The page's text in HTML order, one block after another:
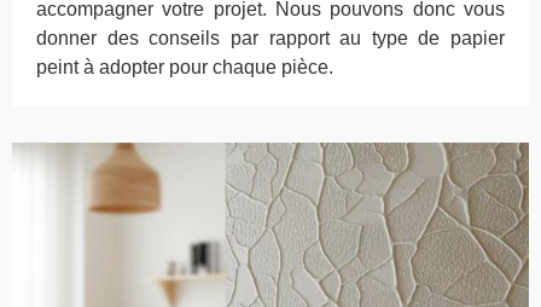
accompagner votre projet. Nous pouvons donc vous
donner des conseils par rapport au type de papier
peint à adopter pour chaque pièce.